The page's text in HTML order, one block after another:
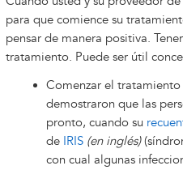
para que comience su
pensar de manera positiva.
tratamiento. Puede ser útil
Comenzar el tratamiento
demostraron que las
pronto, cuando su
de IRIS (en inglés)
con cual algunas